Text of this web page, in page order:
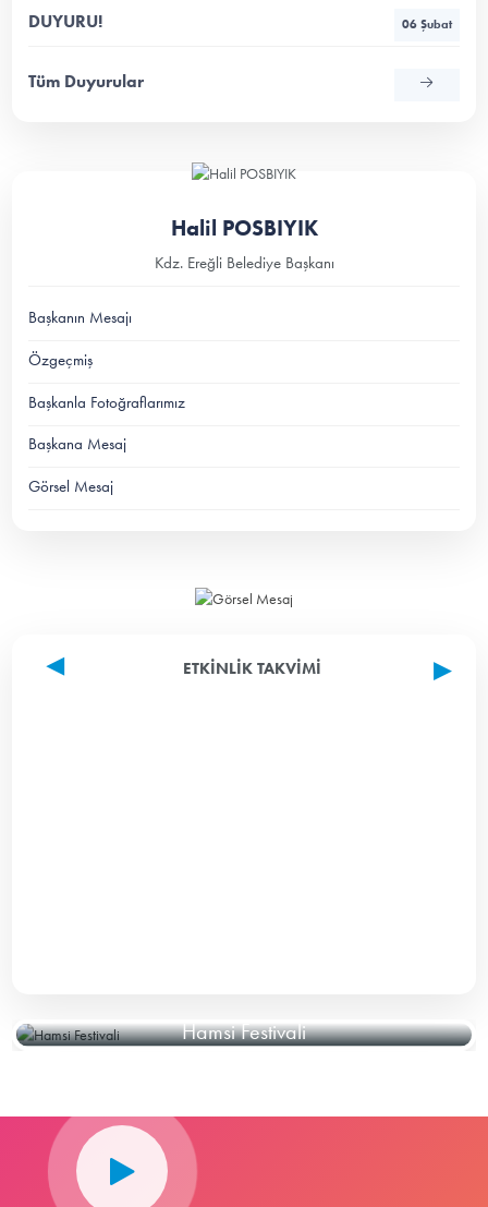
DUYURU! 06 Şubat
Tüm Duyurular
Halil POSBIYIK
Kdz. Ereğli Belediye Başkanı
Başkanın Mesajı
Özgeçmiş
Başkanla Fotoğraflarımız
Başkana Mesaj
Görsel Mesaj
ETKINLIK TAKVIMI
Hamsi Festivali